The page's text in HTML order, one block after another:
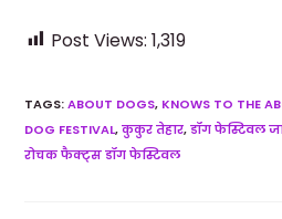
Post Views: 1,319
TAGS:ABOUT DOGS, KNOWS TO THE
DOG FESTIVAL, कुकुर तेहार, डॉग फेस्टिवल
रोचक फैक्ट्स डॉग फेस्टिवल